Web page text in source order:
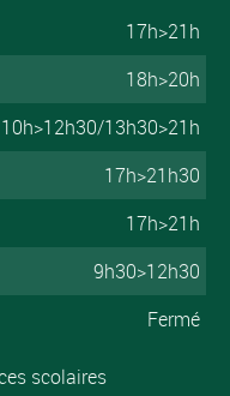
17h>21h
18h>20h
10h>12h30/13h30>21h
17h>21h30
17h>21h
9h30>12h30
Fermé
scolaires